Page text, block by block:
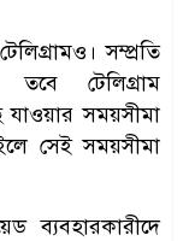
সম্প্রতি
তবে টেলিগ্রাম
যাওয়ার সময়সীমা
সেই সময়সীমা
ব্যবহারকারীদে